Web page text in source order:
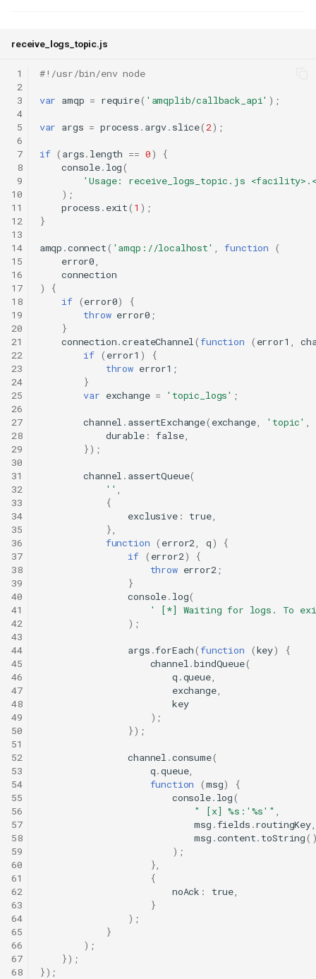
receive_logs_topic.js
1
2
3
4
5
6
7
8
9
10
11
12
13
14
15
16
17
18
19
20
21
22
23
24
25
26
27
28
29
30
31
32
33
34
35
36
37
38
39
40
41
42
43
44
45
46
47
48
49
50
51
52
53
54
55
56
57
58
59
60
61
62
63
64
65
66
67
68
#!/usr/bin/env node
var amqp = require( 'amqplib/callback_api' );
var args = process . argv. slice( 2);
if ( args. length == 0)
{
console. log(
'Usage: receive_logs_topic.js
);
process . exit( 1 );
}
amqp .connect( 'amqp://localhost' function
(
error0
connection
)
{
if (error0)
{
throw error0 ;
}
connection.createChannel (function ( error1
if ( error1 )
{
throw error1 ;
}
var exchange = 'topic_logs' ;
channel . assertExchange( exchange, 'topic'
durable: false,
});
channel . assertQueue(
''
{
exclusive: true,
},
function ( error2 q)
{
if ( error2)
{
throw error2 ;
}
console. log(
' [*] Waiting for logs. To exit
);
args .forEach(function (key)
{
channel .bindQueue(
q .queue,
exchange,
key
);
});
channel .consume(
q.queue,
function
(msg)
{
console. log(
" [x] %s:'%s'"
msg .fields .routingKey,
msg .content. toString
);
},
{
noAck : true
}
);
}
);
});
});